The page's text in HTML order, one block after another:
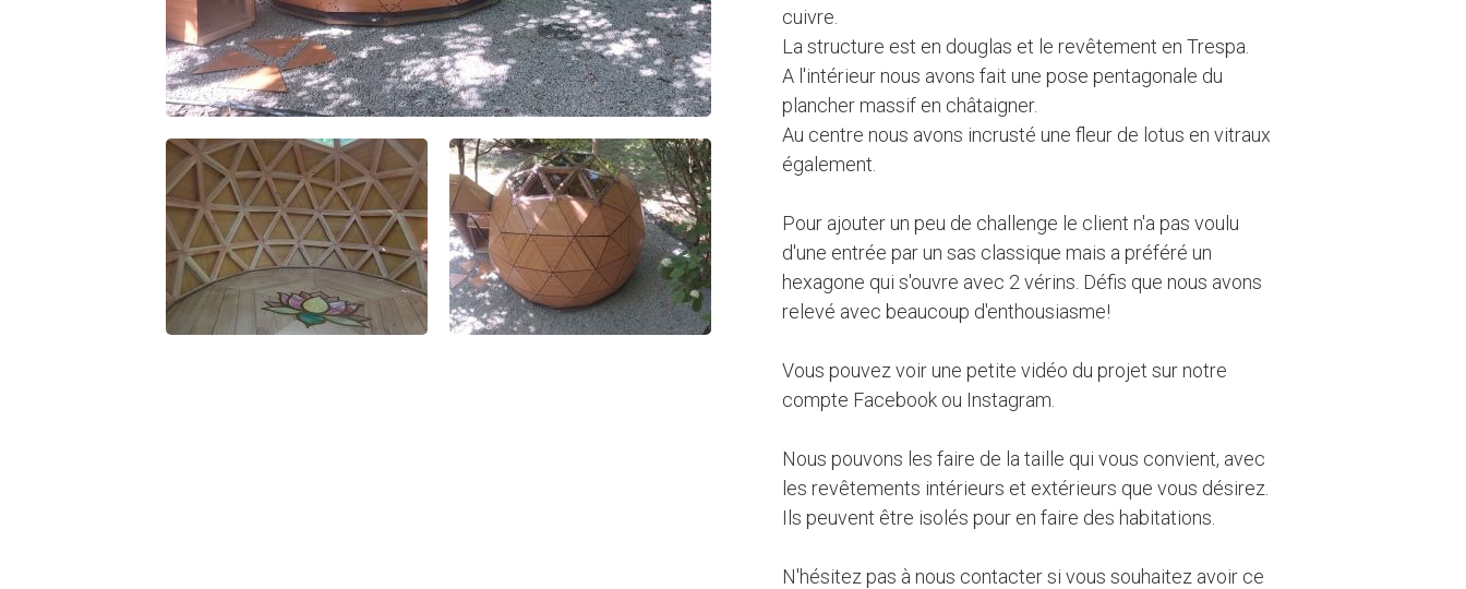
cuivre.
La structure est en douglas et le revêtement en Trespa.
A l'intérieur nous avons fait une pose pentagonale du
plancher massif en châtaigner.
Au centre nous avons incrusté une fleur de lotus en vitraux
également.
Pour ajouter un peu de challenge le client n'a pas voulu
d'une entrée par un sas classique mais a préféré un
hexagone qui s'ouvre avec 2 vérins. Défis que nous avons
relevé avec beaucoup d'enthousiasme!
Vous pouvez voir une petite vidéo du projet sur notre
compte Facebook ou Instagram.
Nous pouvons les faire de la taille qui vous convient, avec
les revêtements intérieurs et extérieurs que vous désirez.
Ils peuvent être isolés pour en faire des habitations.
N'hésitez pas à nous contacter si vous souhaitez avoir ce